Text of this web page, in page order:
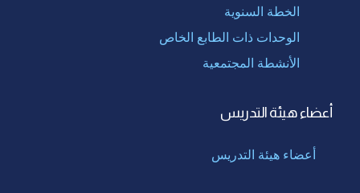
الخطة السنوية
الوحدات ذات الطابع الخاص
الأنشطة المجتمعية
أعضاء هيئة التدريس
أعضاء هيئة التدريس